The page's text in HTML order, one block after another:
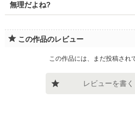
無理だよね?
この作品のレビュー
この作品には、まだ投稿され
レビューを書く